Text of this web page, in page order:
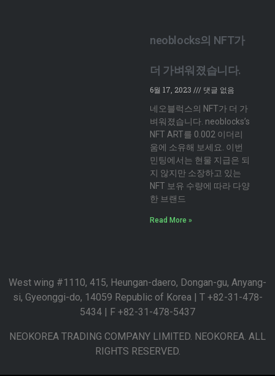
neoblocks의 NFT가
더 가벼워졌습니다.
6월 17, 2023
댓글 없음
네오블럭스의 NFT가 더 가
벼워졌습니다. neoblocks’s
NFT ART를 0.002 이더리
움에 소유해 보세요. 이번
민팅에서는 현물 지급은 되
지 않지만 소장하고 있는
NFT 보유 수량에 따라 다양
한 브랜드
Read More »
West wing #1110, 415, Heungan-daero, Dongan-gu, Anyang-
si, Gyeonggi-do, 14059 Republic of Korea | T +82-31-478-
5434 | F +82-31-478-5437
NEOKOREA TRADING COMPANY LIMITED. NEOKOREA. ALL
RIGHTS RESERVED.